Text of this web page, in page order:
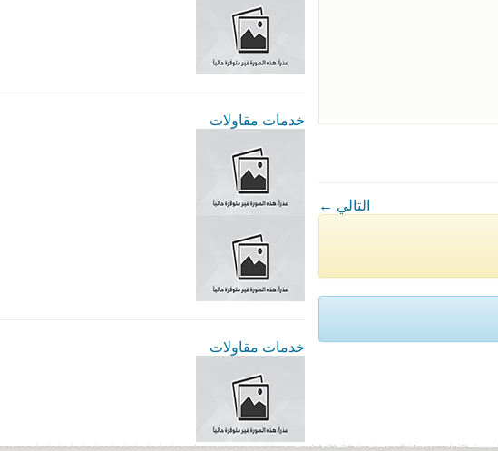
← التالي
خدمات مقاولات
خدمات مقاولات